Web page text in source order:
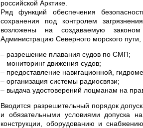
российской Арктике.
Ряд функций обеспечения
сохранения под контролем
возложены на создаваемую
Администрацию Северного морского пути,
– разрешение плавания судов по СМП;
– мониторинг движения судов;
– предоставление навигационной,
– организация системы радиосвязи;
– выдача удостоверений лоцманам на
Вводится разрешительный порядок
и обязательными условиями допуска
конструкции, оборудованию и